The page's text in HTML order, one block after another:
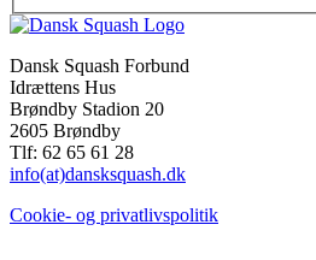
Dansk Squash Forbund
Idrættens Hus
Brøndby Stadion 20
2605 Brøndby
Tlf: 62 65 61 28
info(at)dansksquash.dk
Cookie- og privatlivspolitik